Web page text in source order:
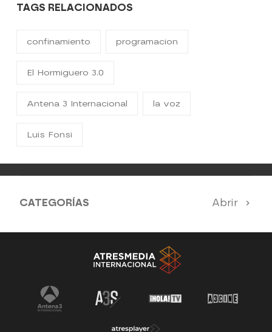
TAGS RELACIONADOS
confinamiento programacion
El Hormiguero 3.0
Antena 3 Internacional la voz
Luis Fonsi
CATEGORÍAS Abrir
Antena 3 Noticias El Hormiguero
Tu cara me suena Pasapalabra